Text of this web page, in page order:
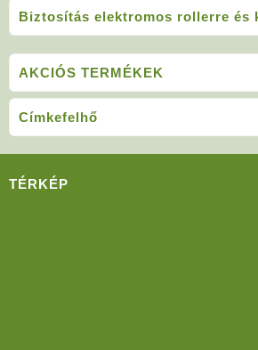
Biztosítás elektromos rollerre és
AKCIÓS TERMÉKEK
Címkefelhő
TÉRKÉP